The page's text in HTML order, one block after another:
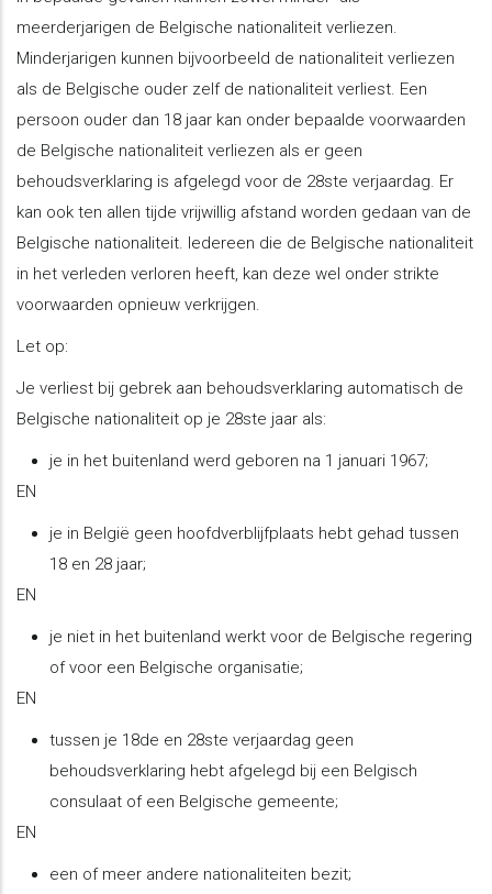
meerderjarigen de Belgische nationaliteit verliezen.
Minderjarigen kunnen bijvoorbeeld de nationaliteit verliezen
als de Belgische ouder zelf de nationaliteit verliest. Een
persoon ouder dan 18 jaar kan onder bepaalde voorwaarden
de Belgische nationaliteit verliezen als er geen
behoudsverklaring is afgelegd voor de 28ste verjaardag. Er
kan ook ten allen tijde vrijwillig afstand worden gedaan van de
Belgische nationaliteit. Iedereen die de Belgische nationaliteit
in het verleden verloren heeft, kan deze wel onder strikte
voorwaarden opnieuw verkrijgen.
Let op:
Je verliest bij gebrek aan behoudsverklaring automatisch de
Belgische nationaliteit op je 28ste jaar als:
je in het buitenland werd geboren na 1 januari 1967;
EN
je in België geen hoofdverblijfplaats hebt gehad tussen
18 en 28 jaar;
EN
je niet in het buitenland werkt voor de Belgische regering
of voor een Belgische organisatie;
EN
tussen je 18de en 28ste verjaardag geen
behoudsverklaring hebt afgelegd bij een Belgisch
consulaat of een Belgische gemeente;
EN
een of meer andere nationaliteiten bezit;